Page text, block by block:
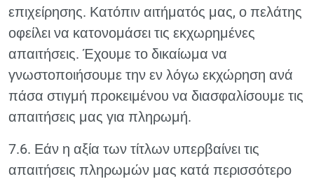
επιχείρησης. Κατόπιν αιτήματός μας, ο πελάτης
οφείλει να κατονομάσει τις εκχωρημένες
απαιτήσεις. Έχουμε το δικαίωμα να
γνωστοποιήσουμε την εν λόγω εκχώρηση ανά
πάσα στιγμή προκειμένου να διασφαλίσουμε τις
απαιτήσεις μας για πληρωμή.
7.6. Εάν η αξία των τίτλων υπερβαίνει τις
απαιτήσεις πληρωμών μας κατά περισσότερο